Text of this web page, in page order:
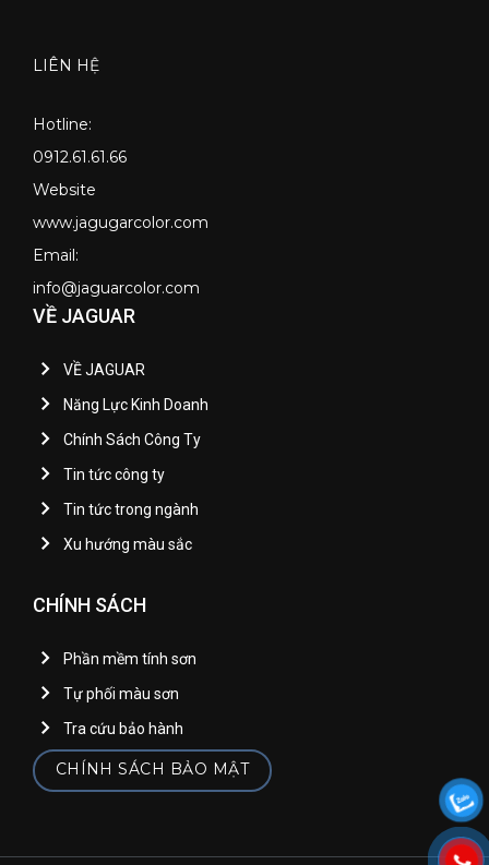
LIÊN HỆ
Hotline:
0912.61.61.66
Website
www.jagugarcolor.com
Email:
info@jaguarcolor.com
VỀ JAGUAR
VỀ JAGUAR
Năng Lực Kinh Doanh
Chính Sách Công Ty
Tin tức công ty
Tin tức trong ngành
Xu hướng màu sắc
CHÍNH SÁCH
Phần mềm tính sơn
Tự phối màu sơn
Tra cứu bảo hành
CHÍNH SÁCH BẢO MẬT